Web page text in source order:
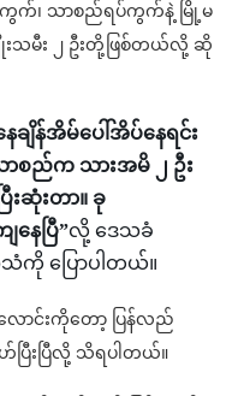
ကွက်၊ သာစည်ရပ်ကွက်နဲ့ မြို့မ
းသမီး ၂ ဦးတို့ဖြစ်တယ်လို့ ဆို
ျိန်အိမ်ပေါ်အိပ်နေရင်း
ာစည်က သားအမိ ၂ ဦး
ဆုံးတာ။ ခု
ေပြီ”လို့ ဒေသခံ
ကို ပြောပါတယ်။
ောင်းကိုတော့ ပြန်လည်
ြီးပြီလို့ သိရပါတယ်။